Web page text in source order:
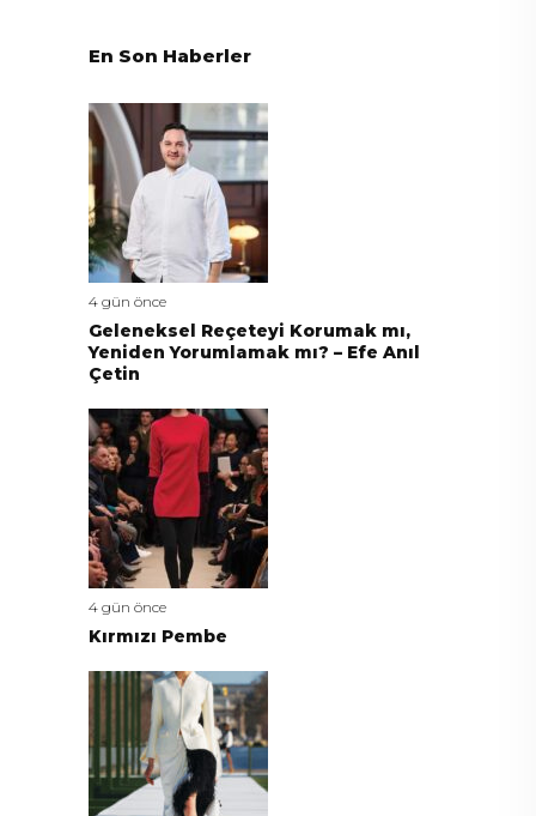
En Son Haberler
4 gün önce
Geleneksel Reçeteyi Korumak mı,
Yeniden Yorumlamak mı? – Efe Anıl
Çetin
4 gün önce
Kırmızı Pembe